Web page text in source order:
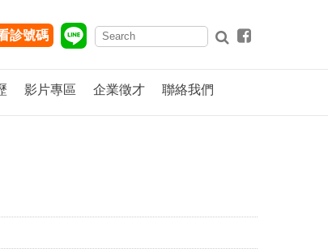
診號碼
影片專區 企業徵才 聯絡我們